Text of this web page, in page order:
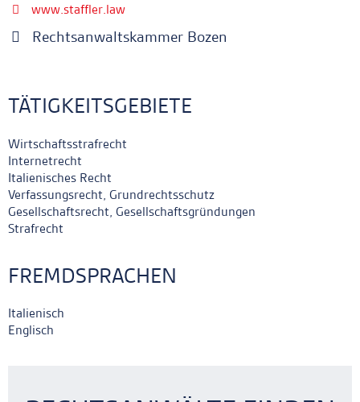
www.staffler.law
Rechtsanwaltskammer Bozen
TÄTIGKEITSGEBIETE
Wirtschaftsstrafrecht
Internetrecht
Italienisches Recht
Verfassungsrecht, Grundrechtsschutz
Gesellschaftsrecht, Gesellschaftsgründungen
Strafrecht
FREMDSPRACHEN
Italienisch
Englisch